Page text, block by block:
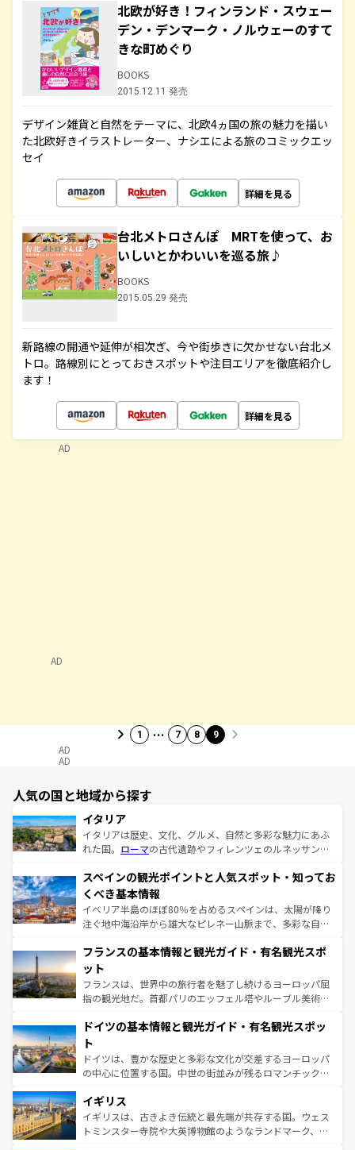
北欧が好き！フィンランド・スウェー
デン・デンマーク・ノルウェーのすて
きな町めぐり
BOOKS
2015.12.11 発売
デザイン雑貨と自然をテーマに、北欧4ヵ国の旅の魅力を描い
た北欧好きイラストレーター、ナシエによる旅のコミックエッ
セイ
詳細を見る
台北メトロさんぽ MRTを使って、お
いしいとかわいいを巡る旅♪
BOOKS
2015.05.29 発売
新路線の開通や延伸が相次ぎ、今や街歩きに欠かせない台北メ
トロ。路線別にとっておきスポットや注目エリアを徹底紹介し
ます！
詳細を見る
AD
1 … 7 8 9
AD
AD
人気の国と地域から探す
イタリア
イタリアは歴史、文化、グルメ、自然と多彩な魅力にあふ
れた国。 ローマの古代遺跡やフィレンツェのルネッサンス
ろん、トスカーナの美しい田園風景やアマルフィ海岸の絶
景など、自然景観も見逃せない。観光の合間には、本場の
ピザやパスタなど、絶品のイタリア料理を堪能することも
できる。朝目覚めてから夜眠るまで、すべての瞬間を楽し
なお、新着のイタリア情報はコンテンツ一覧を参照してほ
しい。
スペインの観光ポイントと人気スポット・知ってお
くべき基本情報
イベリア半島のほぼ80％を占めるスペインは、太陽が降り
注ぐ地中海沿岸から雄大なピレネー山脈まで、多彩な自然
文化が根付くこの国では、情熱的なフラメンコ、熱気あふ
れる闘牛、そして美味しいタパスが生活の一部となってい
る。首都マドリードの洗練された雰囲気や、バルセロナの
アートに溢れた街角から、地方では古代ローマ遺跡や中世
せる。地方によって風土や気候が異なるスペインはその個
ンテンツ一覧 を参照してほしい。
フランスの基本情報と観光ガイド・有名観光スポ
ット
フランスは、世界中の旅行者を魅了し続けるヨーロッパ屈
指の観光地だ。首都パリのエッフェル塔やルーブル美術館
で、幅広い魅力が詰まっている。華麗な宮殿、歴史的な大
聖堂、美しいビーチ、そして豊かな自然が、訪れる者を心
から魅了する。また、フランスは美食の国としても知ら
れ、フランス料理はユネスコ無形文化遺産にも登録されて
香り高いラベンダー畑など、多彩な楽しみ方が可能だ。さ
らに、パリ以外の地域にも魅力が溢れており、どの街角に
も豊かな歴史と文化が息づいている。パリ以外の個性あふ
ドイツの基本情報と観光ガイド・有名観光スポッ
ト
ドイツは、豊かな歴史と多彩な文化が交差するヨーロッパ
の中心に位置する国。中世の街並みが残るロマンチック街
顔を持つこの国は、どこを歩いても飽きることがない。ベ
ルリンの文化的活気、バイエルン州のアルプスの絶景、そ
してライン川沿いのワイン畑といった風景は必見。ビール
イギリス
イギリスは、古きよき伝統と最先端が共存する国。ウェス
トミンスター寺院や大英博物館のようなランドマーク、歴
AD